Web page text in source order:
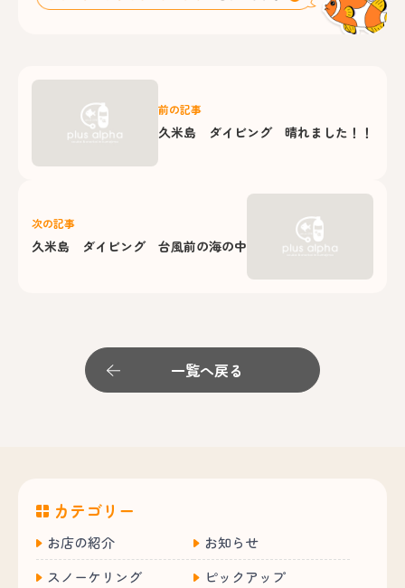
前の記事
久米島 ダイビング 晴れました！！
次の記事
久米島 ダイビング 台風前の海の中
一覧へ戻る
カテゴリー
お店の紹介
お知らせ
スノーケリング
ピックアップ